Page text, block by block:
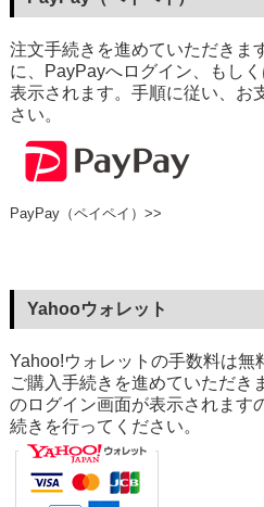
注文手続きを進めていただきま
に、PayPayへログイン、もし
表示されます。手順に従い、お
さい。
PayPay（ペイペイ）>>
Yahooウォレット
Yahoo!ウォレットの手数料は無
ご購入手続きを進めていただき
のログイン画面が表示されます
続きを行ってください。